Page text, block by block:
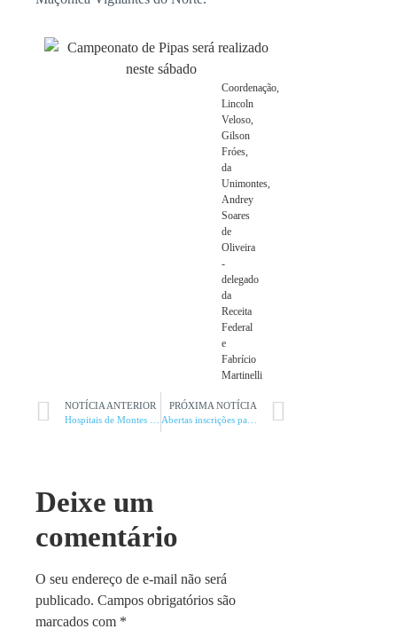
Coordenação,
Lincoln
Veloso,
Gilson
Fróes,
da
Unimontes,
Andrey
Soares
de
Oliveira
-
delegado
da
Receita
Federal
e
Fabrício
Martinelli
NOTÍCIA ANTERIOR
PRÓXIMA NOTÍCIA
Deixe um
comentário
O seu endereço de e-mail não será
publicado. Campos obrigatórios são
marcados com *